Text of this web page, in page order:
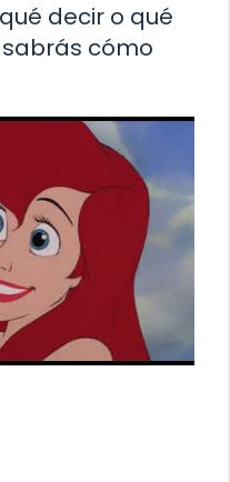
decir o qué
cómo